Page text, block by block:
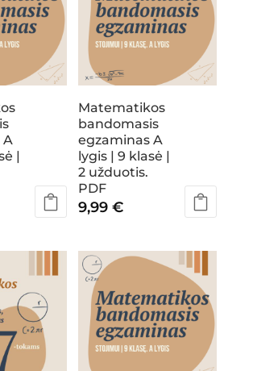
A
|
Matematikos
bandomasis
egzaminas A
lygis | 9 klasė |
2 užduotis.
PDF
9,99€